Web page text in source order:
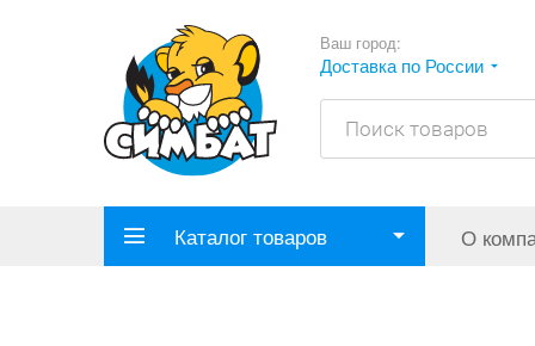
Ваш город:
Доставка по России
Каталог товаров О